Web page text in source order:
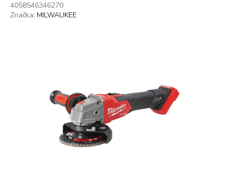
4058546346270
Značka: MILWAUKEE